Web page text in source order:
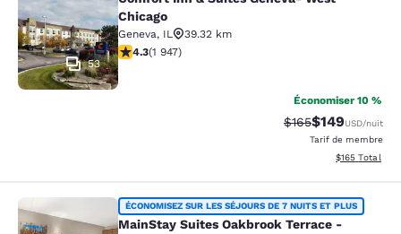
53
Chicago
Geneva, IL
39.32 km
4.33 étoiles. Excellent. 1947 commentaires
4.3(1 947)
Économiser 10 %
Tarif barré :
$165Tarif réduit :
$149USD/nuit
Tarif de membre
Afficher les
$165 Total
MainStay Suites Oakbrook Terrace
ÉCONOMISEZ SUR LES SÉJOURS DE 7 NUITS ET PLUS
MainStay Suites Oakbrook Terrace -